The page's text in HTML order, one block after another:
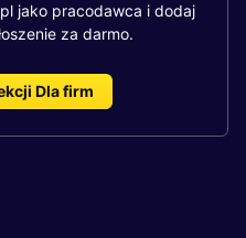
jako pracodawca i dodaj
za darmo.
Dla firm